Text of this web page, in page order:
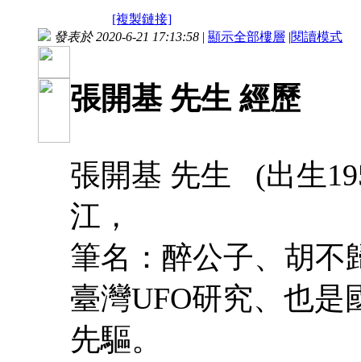
[複製鏈接]
發表於 2020-6-21 17:13:58 | 顯示全部樓層 |閱讀模式
張開基 先生 經歷
張開基 先生 (出生
江，
筆名：醉公子、胡不
臺灣UFO研究、也是
先驅。